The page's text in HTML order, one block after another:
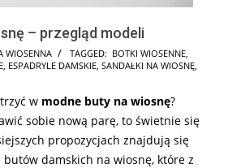
– przegląd modeli
WIOSENNA TAGGED: BOTKI WIOSENNE,
, ESPADRYLE DAMSKIE, SANDAŁKI NA WIOSNĘ,
w modne buty na wiosnę?
sobie nową parę, to świetnie się
propozycjach znajdują się
damskich na wiosnę, które z